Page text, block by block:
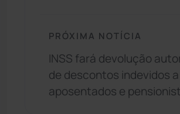
PRÓXIMA NOTÍCIA
INSS fará devolução
de descontos indevidos a
aposentados e